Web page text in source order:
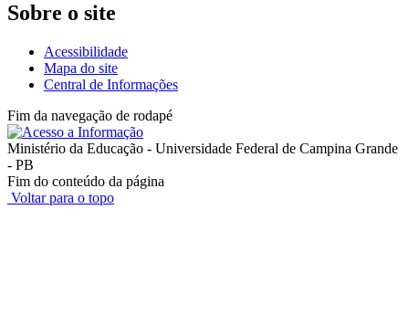
Sobre o site
Acessibilidade
Mapa do site
Central de Informações
Fim da navegação de rodapé
Ministério da Educação - Universidade Federal de Campina Grande
- PB
Fim do conteúdo da página
Voltar para o topo